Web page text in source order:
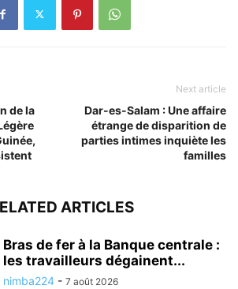
de la
Next article
Dar-es-Salam : Une affaire
étrange de disparition de
parties intimes inquiète les
familles
ARTICLES
Bras de fer à la Banque centrale :
les travailleurs dégainent...
nimba224 - 7 août 2026